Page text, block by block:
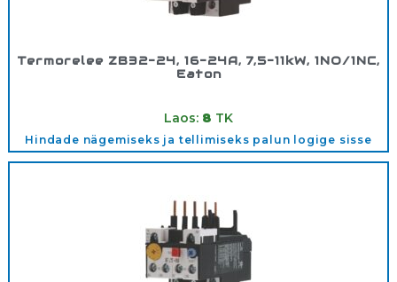
Termorelee ZB32-24, 16-24A, 7,5-11kW, 1NO/1NC,
Eaton
Laos: 8 TK
Hindade nägemiseks ja tellimiseks palun logige sisse